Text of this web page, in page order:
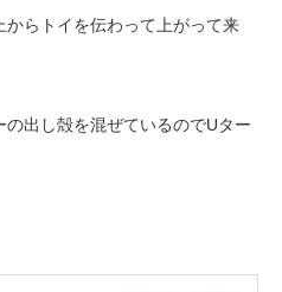
らトイを伝わって上がって来
出し殻を混ぜているのでUター